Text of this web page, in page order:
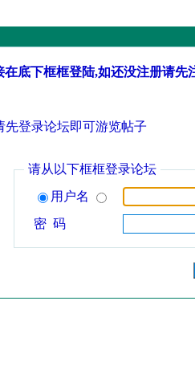
底下框框登陆,如还没注册请先
先登录论坛即可游览帖子
请从以下框框登录论坛
用户名
密 码